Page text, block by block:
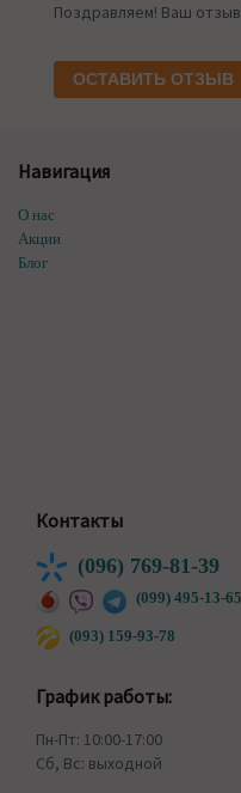
Поздравляем! Ваш
ОСТАВИТЬ ОТЗЫВ
Навигация
О нас
Акции
Блог
Контакты
(096) 769-81-39
(099) 495-13-65
(093) 159-93-78
График работы:
Пн-Пт: 10:00-17:00
Сб, Вс: выходной